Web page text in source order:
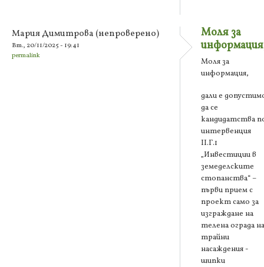
Мария Димитрова (непроверено)
Вт., 20/11/2025 - 19:41
permalink
Моля за
Моля за
информация,
дали е
да се
кандидатства
интервенция
ІІ.Г.1
„Инвестиции в
земеделските
стопанства“ –
първи прием с
проект само за
изграждане на
телена ограда на
трайни
насаждения -
шипки